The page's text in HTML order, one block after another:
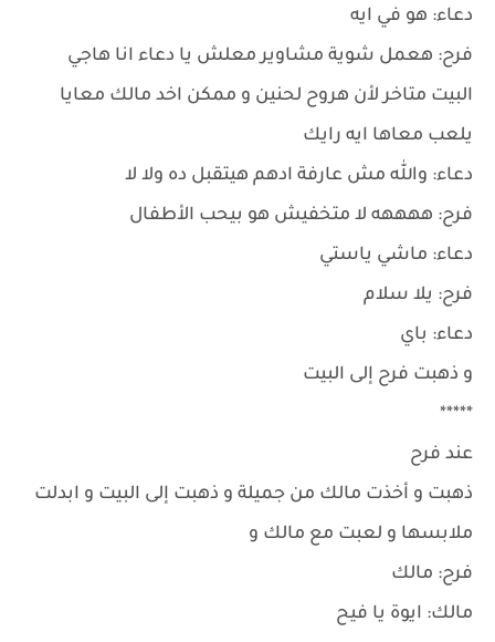
دعاء: هو في ايه
فرح: هعمل شوية مشاوير معلش يا دعاء انا هاجي
البيت متاخر لأن هروح لحنين و ممكن اخد مالك معايا
يلعب معاها ايه رايك
دعاء: والله مش عارفة ادهم هيتقبل ده ولا لا
فرح: ههههه لا متخفيش هو بيحب الأطفال
دعاء: ماشي ياستي
فرح: يلا سلام
دعاء: باي
و ذهبت فرح إلى البيت
*****
عند فرح
ذهبت و أخذت مالك من جميلة و ذهبت إلى البيت و ابدلت
ملابسها و لعبت مع مالك و
فرح: مالك
مالك: ايوة يا فيح